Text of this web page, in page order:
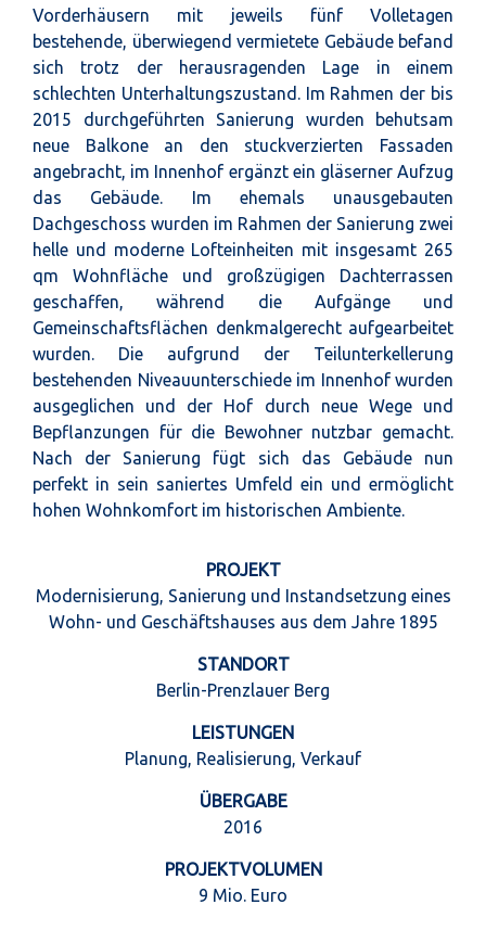
Vorderhäusern mit jeweils fünf Volletagen
bestehende, überwiegend vermietete Gebäude befand
sich trotz der herausragenden Lage in einem
schlechten Unterhaltungszustand. Im Rahmen der bis
2015 durchgeführten Sanierung wurden behutsam
neue Balkone an den stuckverzierten Fassaden
angebracht, im Innenhof ergänzt ein gläserner Aufzug
das Gebäude. Im ehemals unausgebauten
Dachgeschoss wurden im Rahmen der Sanierung zwei
helle und moderne Lofteinheiten mit insgesamt 265
qm Wohnfläche und großzügigen Dachterrassen
geschaffen, während die Aufgänge und
Gemeinschaftsflächen denkmalgerecht aufgearbeitet
wurden. Die aufgrund der Teilunterkellerung
bestehenden Niveauunterschiede im Innenhof wurden
ausgeglichen und der Hof durch neue Wege und
Bepflanzungen für die Bewohner nutzbar gemacht.
Nach der Sanierung fügt sich das Gebäude nun
perfekt in sein saniertes Umfeld ein und ermöglicht
hohen Wohnkomfort im historischen Ambiente.
PROJEKT
Modernisierung, Sanierung und Instandsetzung eines
Wohn- und Geschäftshauses aus dem Jahre 1895
STANDORT
Berlin-Prenzlauer Berg
LEISTUNGEN
Planung, Realisierung, Verkauf
ÜBERGABE
2016
PROJEKTVOLUMEN
9 Mio. Euro